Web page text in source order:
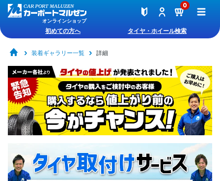
オンラインショップ
0
初めての方へ タイヤ・ホイール検索
装着ギャラリー一覧 詳細